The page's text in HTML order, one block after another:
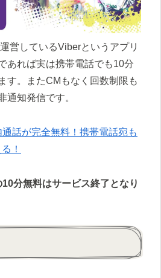
営しているViberというアプリ
あれば実は携帯電話でも10分
す。またCMもなく回数制限も
通知発信です。
話が完全無料！携帯電話宛も
！
分無料はサービス終了となり